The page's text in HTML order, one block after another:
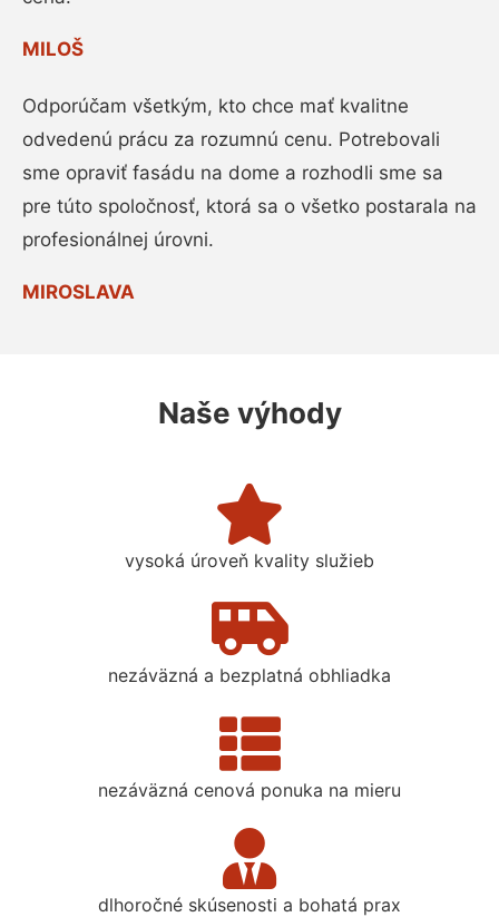
MILOŠ
Odporúčam všetkým, kto chce mať kvalitne
odvedenú prácu za rozumnú cenu. Potrebovali
sme opraviť fasádu na dome a rozhodli sme sa
pre túto spoločnosť, ktorá sa o všetko postarala na
profesionálnej úrovni.
MIROSLAVA
Naše výhody
vysoká úroveň kvality služieb
nezáväzná a bezplatná obhliadka
nezáväzná cenová ponuka na mieru
dlhoročné skúsenosti a bohatá prax